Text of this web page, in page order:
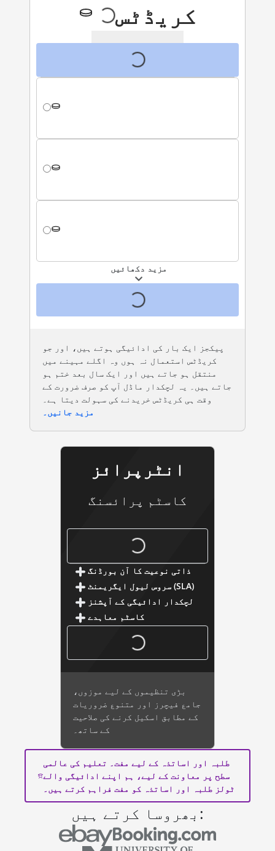
کریڈٹس
مزید دکھائیں
پیکجز ایک بار کی ادائیگی ہوتے ہیں، اور جو
کریڈٹس استعمال نہ ہوں وہ اگلے مہینے میں
منتقل ہو جاتے ہیں اور ایک سال بعد ختم ہو
جاتے ہیں۔ یہ لچکدار ماڈل آپ کو صرف ضرورت کے
وقت ہی کریڈٹس خریدنے کی سہولت دیتا ہے۔
مزید جانیں۔
انٹرپرائز
کاسٹم پرائسنگ
ذاتی نوعیت کا آن بورڈنگ
سروس لیول ایگریمنٹ (SLA)
لچکدار ادائیگی کے آپشنز
کاسٹم معاہدے
بڑی تنظیموں کے لیے موزوں،
جامع فیچرز اور متنوع ضروریات
کے مطابق اسکیل کرنے کی صلاحیت
کے ساتھ۔
طلبہ اور اساتذہ کے لیے مفت۔ تعلیم کی عالمی
سطح پر معاونت کے لیے، ہم اپنے ادائیگی والے
ٹولز طلبہ اور اساتذہ کو مفت فراہم کرتے ہیں۔
بھروسا کرتے ہیں: